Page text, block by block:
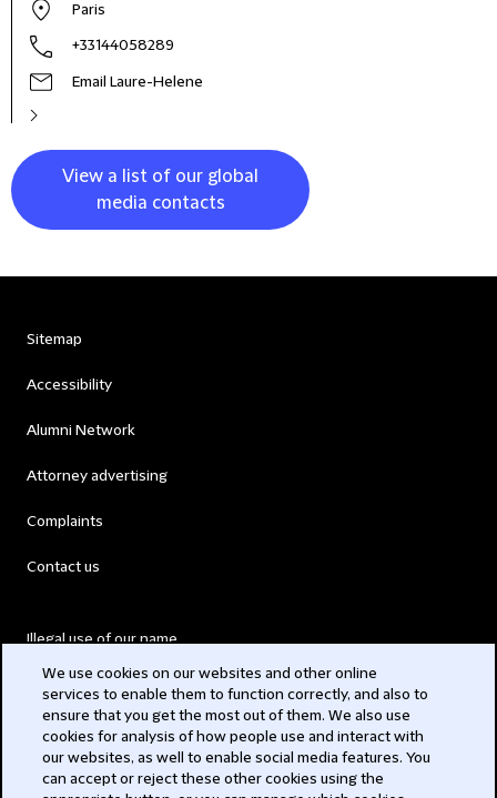
Paris
+33144058289
Email Laure-Helene
View a list of our global
media contacts
Sitemap
Accessibility
Alumni Network
Attorney advertising
Complaints
Contact us
Illegal use of our name
Modern Slavery Act
Privacy
We use cookies on our websites and other online
services to enable them to function correctly, and also to
ensure that you get the most out of them. We also use
cookies for analysis of how people use and interact with
our websites, as well to enable social media features. You
can accept or reject these other cookies using the